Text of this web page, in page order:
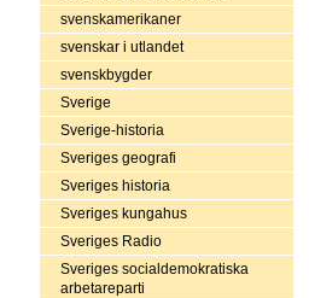
svenskamerikaner
svenskar i utlandet
svenskbygder
Sverige
Sverige-historia
Sveriges geografi
Sveriges historia
Sveriges kungahus
Sveriges Radio
Sveriges socialdemokratiska
arbetareparti